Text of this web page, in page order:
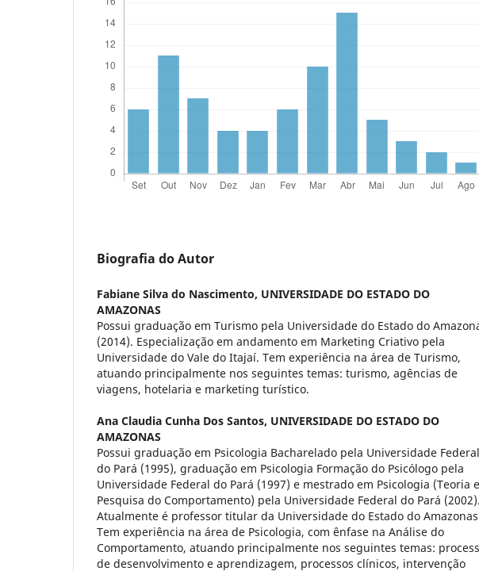
Biografia do Autor
Fabiane Silva do Nascimento, UNIVERSIDADE DO ESTADO DO
AMAZONAS
Possui graduação em Turismo pela Universidade do Estado do
(2014). Especialização em andamento em Marketing Criativo pela
Universidade do Vale do Itajaí. Tem experiência na área de Turismo,
atuando principalmente nos seguintes temas: turismo, agências de
viagens, hotelaria e marketing turístico.
Ana Claudia Cunha Dos Santos, UNIVERSIDADE DO ESTADO DO
AMAZONAS
Possui graduação em Psicologia Bacharelado pela Universidade Federal
do Pará (1995), graduação em Psicologia Formação do Psicólogo pela
Universidade Federal do Pará (1997) e mestrado em Psicologia (Teoria e
Pesquisa do Comportamento) pela Universidade Federal do Pará (2002).
Atualmente é professor titular da Universidade do Estado do
Tem experiência na área de Psicologia, com ênfase na Análise do
Comportamento, atuando principalmente nos seguintes temas:
de desenvolvimento e aprendizagem, processos clínicos, intervenção